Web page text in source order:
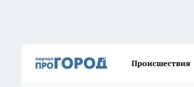
Происшествия